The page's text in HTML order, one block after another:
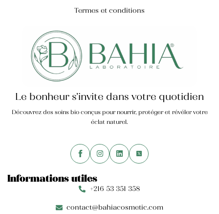
Termes et conditions
Le bonheur s’invite dans votre quotidien
Découvrez des soins bio conçus pour nourrir, protéger et révéler votre
éclat naturel.
Informations utiles
+216 53 351 358
contact@bahiacosmetic.com